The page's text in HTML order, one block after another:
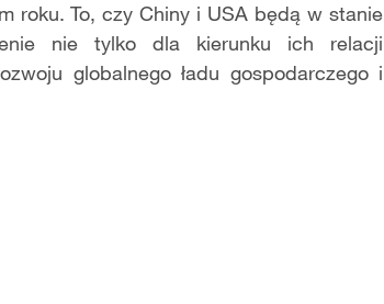
roku. To, czy Chiny i USA będą w stanie
nie tylko dla kierunku ich relacji
globalnego ładu gospodarczego i